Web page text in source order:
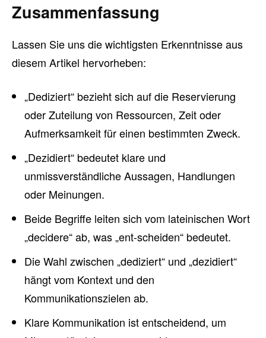
Zusammenfassung
Lassen Sie uns die wichtigsten Erkenntnisse aus
diesem Artikel hervorheben:
„Dediziert“ bezieht sich auf die Reservierung
oder Zuteilung von Ressourcen, Zeit oder
Aufmerksamkeit für einen bestimmten Zweck.
„Dezidiert“ bedeutet klare und
unmissverständliche Aussagen, Handlungen
oder Meinungen.
Beide Begriffe leiten sich vom lateinischen Wort
„decidere“ ab, was „ent-scheiden“ bedeutet.
Die Wahl zwischen „dediziert“ und „dezidiert“
hängt vom Kontext und den
Kommunikationszielen ab.
Klare Kommunikation ist entscheidend, um